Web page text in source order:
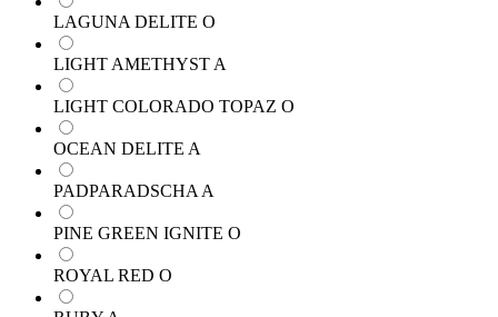
LAGUNA DELITE O
LIGHT AMETHYST A
LIGHT COLORADO TOPAZ O
OCEAN DELITE A
PADPARADSCHA A
PINE GREEN IGNITE O
ROYAL RED O